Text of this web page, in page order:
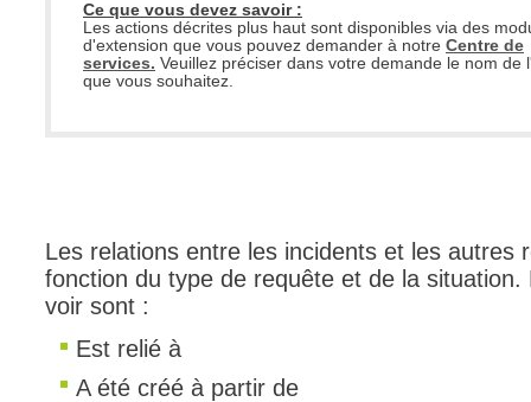
Ce que vous devez savoir :
Les actions décrites plus haut sont disponibles via des
d'extension que vous pouvez demander à notre Centre de
services. Veuillez préciser dans votre demande le nom de
que vous souhaitez.
Les relations entre les incidents et les autres
fonction du type de requête et de la
voir sont :
Est relié à
A été créé à partir de